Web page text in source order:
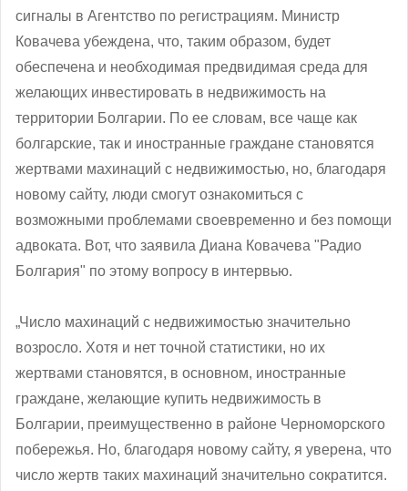
сигналы в Агентство по регистрациям. Министр
Ковачева убеждена, что, таким образом, будет
обеспечена и необходимая предвидимая среда для
желающих инвестировать в недвижимость на
территории Болгарии. По ее словам, все чаще как
болгарские, так и иностранные граждане становятся
жертвами махинаций с недвижимостью, но, благодаря
новому сайту, люди смогут ознакомиться с
возможными проблемами своевременно и без помощи
адвоката. Вот, что заявила Диана Ковачева "Радио
Болгария" по этому вопросу в интервью.
„Число махинаций с недвижимостью значительно
возросло. Хотя и нет точной статистики, но их
жертвами становятся, в основном, иностранные
граждане, желающие купить недвижимость в
Болгарии, преимущественно в районе Черноморского
побережья. Но, благодаря новому сайту, я уверена, что
число жертв таких махинаций значительно сократится.